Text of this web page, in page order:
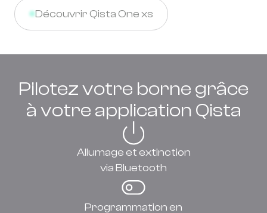
Découvrir Qista One xs
Pilotez votre borne grâce
à votre application Qista
Allumage et extinction
via Bluetooth
Programmation en